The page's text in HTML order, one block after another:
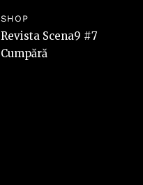
SHOP
Revista Scena9 #7
Cumpără